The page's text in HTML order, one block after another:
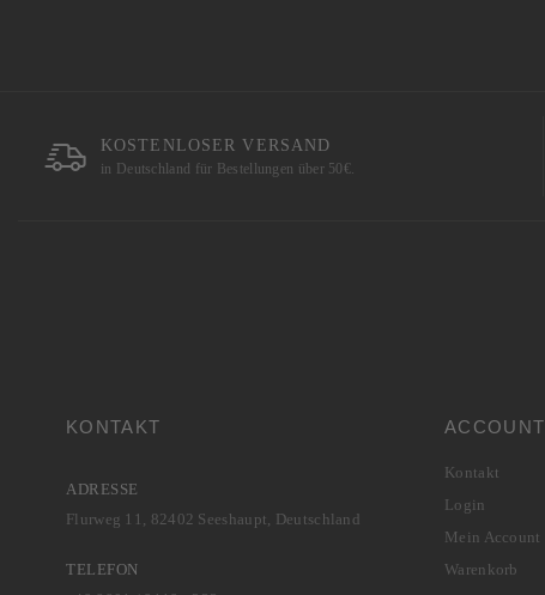
KOSTENLOSER VERSAND
in Deutschland für Bestellungen über 50€.
KONTAKT
ADRESSE
Flurweg 11, 82402 Seeshaupt, Deutschland
TELEFON
ACCOUNT
Kontakt
Login
Mein Account
Warenkorb